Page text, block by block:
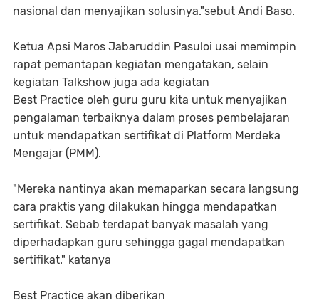
nasional dan menyajikan solusinya."sebut Andi Baso.
Ketua Apsi Maros Jabaruddin Pasuloi usai memimpin
rapat pemantapan kegiatan mengatakan, selain
kegiatan Talkshow juga ada kegiatan
Best Practice oleh guru guru kita untuk menyajikan
pengalaman terbaiknya dalam proses pembelajaran
untuk mendapatkan sertifikat di Platform Merdeka
Mengajar (PMM).
"Mereka nantinya akan memaparkan secara langsung
cara praktis yang dilakukan hingga mendapatkan
sertifikat. Sebab terdapat banyak masalah yang
diperhadapkan guru sehingga gagal mendapatkan
sertifikat." katanya
Best Practice akan diberikan